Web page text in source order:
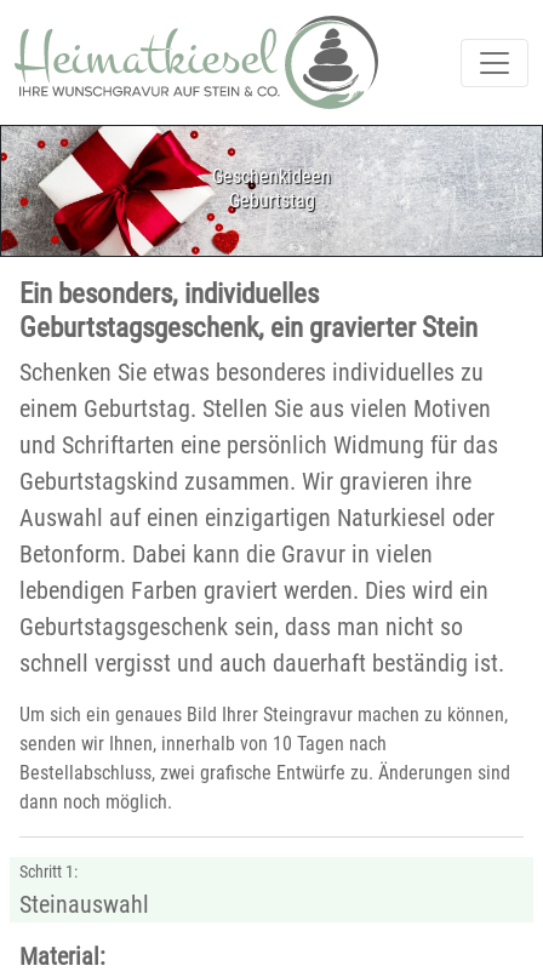
Geschenkideen
Geburtstag
Ein besonders, individuelles
Geburtstagsgeschenk, ein gravierter Stein
Schenken Sie etwas besonderes individuelles zu
einem Geburtstag. Stellen Sie aus vielen Motiven
und Schriftarten eine persönlich Widmung für das
Geburtstagskind zusammen. Wir gravieren ihre
Auswahl auf einen einzigartigen Naturkiesel oder
Betonform. Dabei kann die Gravur in vielen
lebendigen Farben graviert werden. Dies wird ein
Geburtstagsgeschenk sein, dass man nicht so
schnell vergisst und auch dauerhaft beständig ist.
Um sich ein genaues Bild Ihrer Steingravur machen zu können,
senden wir Ihnen, innerhalb von 10 Tagen nach
Bestellabschluss, zwei grafische Entwürfe zu. Änderungen sind
dann noch möglich.
Schritt 1:
Steinauswahl
Material: